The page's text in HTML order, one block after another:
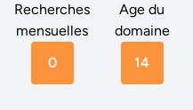
Recherches
mensuelles
0
Age du
domaine
14